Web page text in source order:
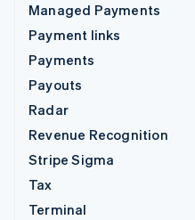
Managed Payments
Payment links
Payments
Payouts
Radar
Revenue Recognition
Stripe Sigma
Tax
Terminal